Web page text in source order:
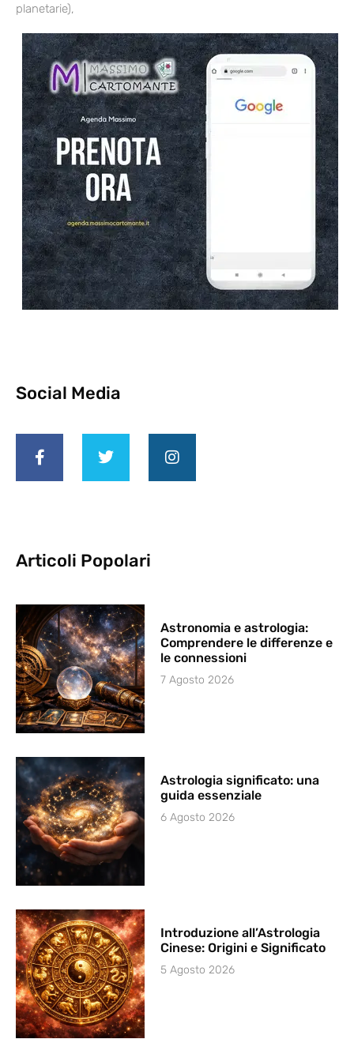
planetarie),
Social Media
Articoli Popolari
Astronomia e astrologia:
Comprendere le differenze e
le connessioni
7 Agosto 2026
Astrologia significato: una
guida essenziale
6 Agosto 2026
Introduzione all’Astrologia
Cinese: Origini e Significato
5 Agosto 2026